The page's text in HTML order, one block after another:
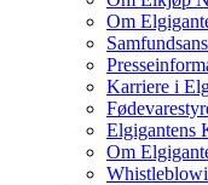
Om
Karriere i
Elgigantens
Om